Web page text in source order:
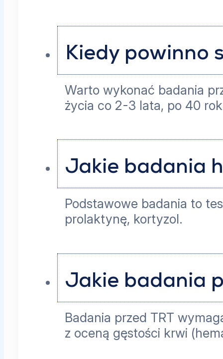
Kiedy powinno
Warto wykonać badania
życia co 2-3 lata, po 40
Jakie badania
Podstawowe badania to
prolaktynę, kortyzol.
Jakie badania
Badania przed TRT
z oceną gęstości krwi